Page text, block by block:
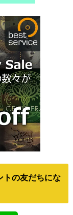
の友だちにな